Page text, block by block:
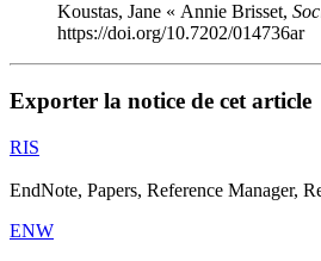
Koustas, Jane « Annie Brisset,
https://doi.org/10.7202/014736ar
Exporter la notice de cet article
RIS
EndNote, Papers, Reference Manager,
ENW